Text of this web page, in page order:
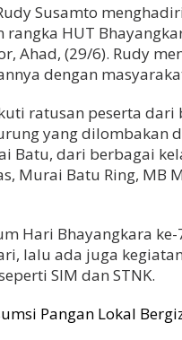
Susamto
HUT
Ahad, (29/6). Rudy
dengan
ratusan peserta dari
yang dilombakan
Batu, dari berbagai
Murai Batu Ring, MB
Hari Bhayangkara
lalu ada juga
SIM dan STNK.
Pangan Lokal